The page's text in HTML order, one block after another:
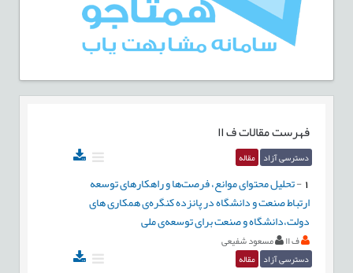
فهرست مقالاتف اا
دسترسی آزاد مقاله
-تحلیل محتوای موانع، فرصت‌ها و راهکارهای توسعه
ارتباط صنعت و دانشگاه در پانزده کنگره‌ی همکاری های
دولت،دانشگاه و صنعت برای توسعه‌ی ملی
ف اا مسعود شفیعی
دسترسی آزاد مقاله